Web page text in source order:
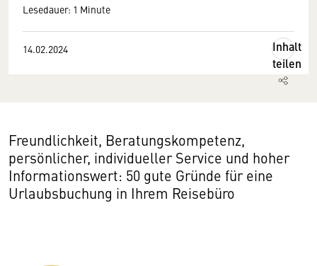
Lesedauer: 1 Minute
14.02.2024
Inhalt
teilen
Freundlichkeit, Beratungskompetenz,
persönlicher, individueller Service und hoher
Informationswert: 50 gute Gründe für eine
Urlaubsbuchung in Ihrem Reisebüro